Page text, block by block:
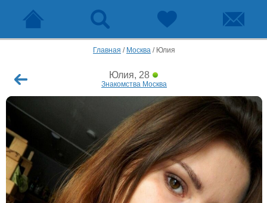
Главная / Москва / Юлия
Юлия, 28
Знакомства Москва